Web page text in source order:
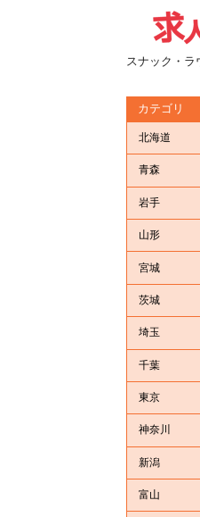
スナック・ラ
カテゴリ
北海道
青森
岩手
山形
宮城
茨城
埼玉
千葉
東京
神奈川
新潟
富山